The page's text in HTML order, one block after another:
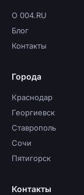
О 004.RU
Блог
Контакты
Города
Краснодар
Георгиевск
Ставрополь
Сочи
Пятигорск
Контакты